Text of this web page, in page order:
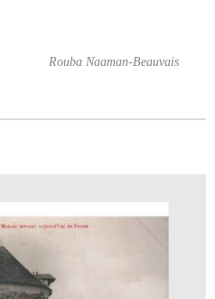
Rouba Naaman-Beauvais